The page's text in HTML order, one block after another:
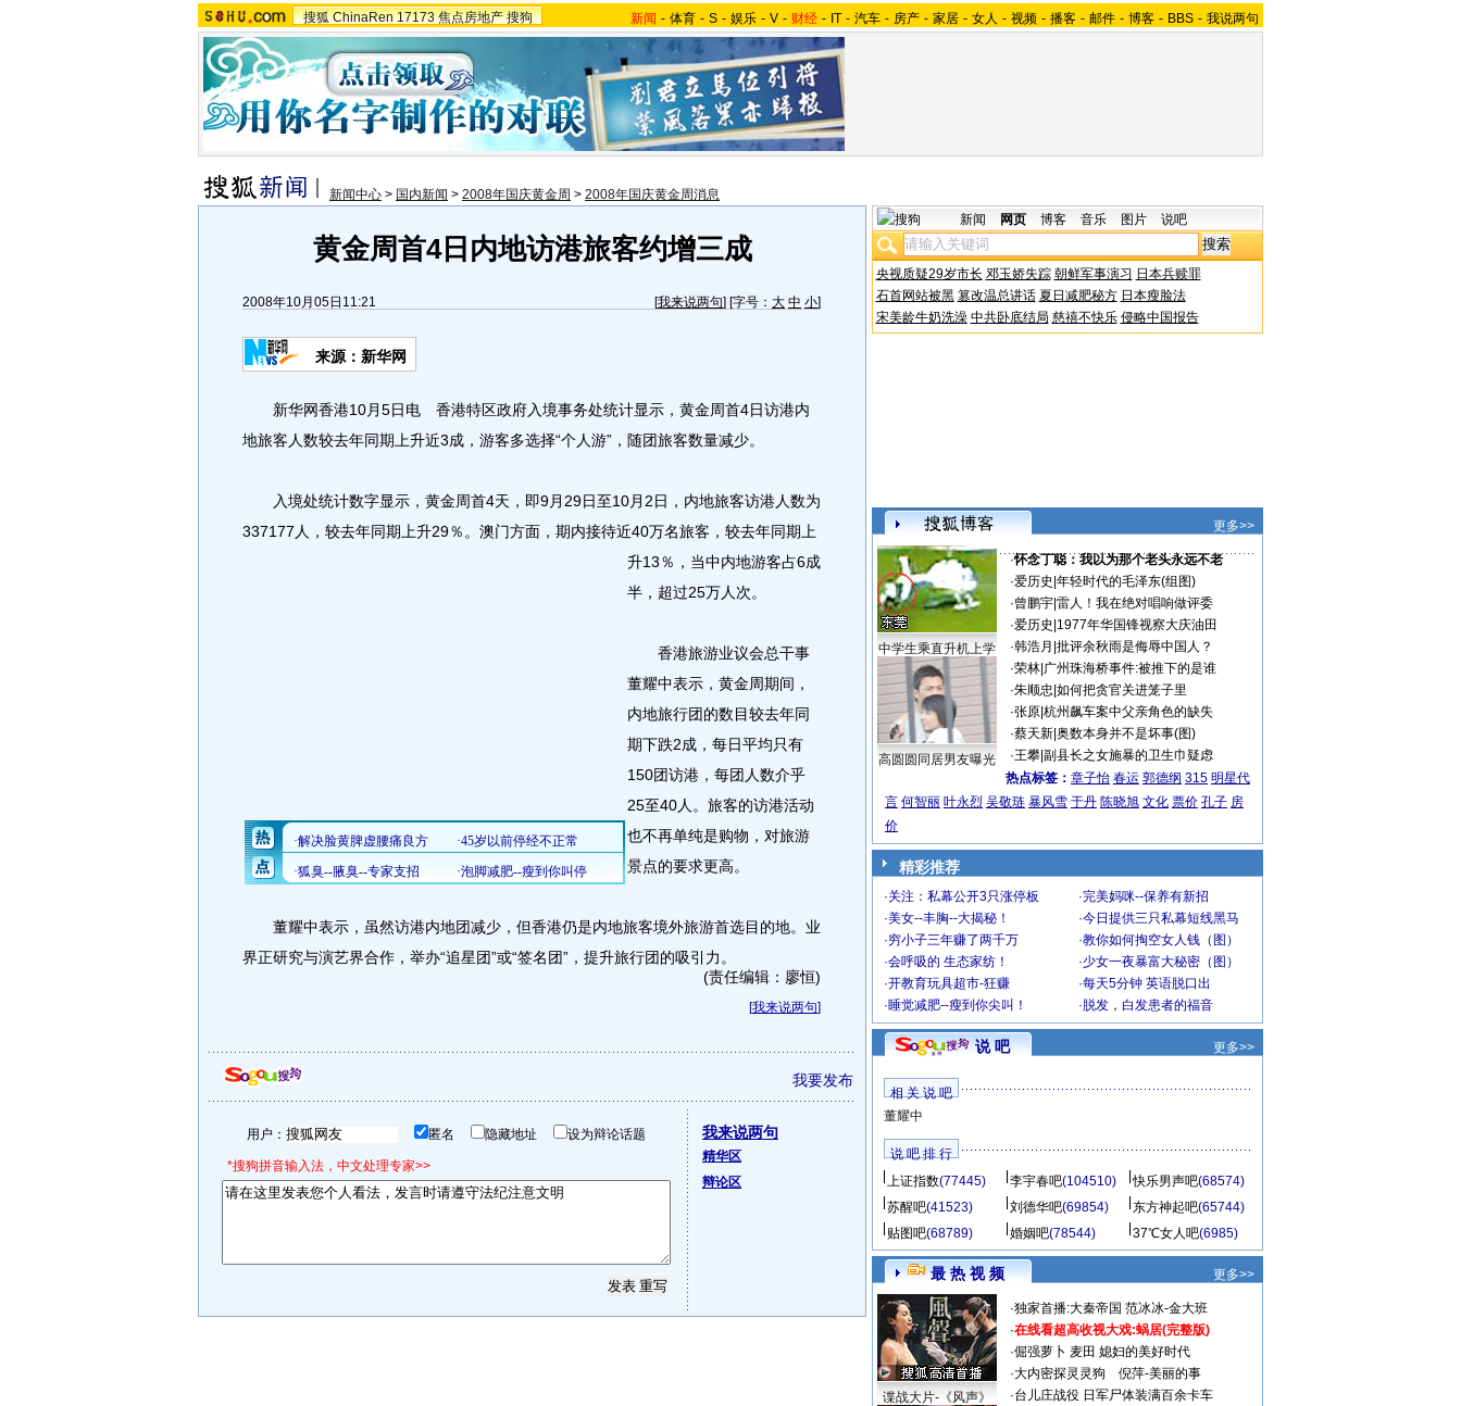
搜狐 ChinaRen 17173 焦点房地产 搜狗 新闻 - 体育 - S - 娱乐 - V - 财经 - IT - 汽车 - 房产 - 家居 - 女人 - 视频 - 播客 - 邮件 - 博客 - BBS - 我说两句
新闻中心 > 国内新闻 > 2008年国庆黄金周 > 2008年国庆黄金周消息
黄金周首4日内地访港旅客约增三成
2008年10月05日11:21 [我来说两句] [字号： 大 中 小]
来源：新华网
新华网香港10月5日电 香港特区政府入境事务处统计显示，黄金周首4日访港内
地旅客人数较去年同期上升近3成，游客多选择“个人游”，随团旅客数量减少。
入境处统计数字显示，黄金周首4天，即9月29日至10月2日，内地旅客访港人数为
337177人，较去年同期上升29％。 澳门方面，期内接待近40万名旅客，较去年同期上
升13％，当中内地游客占6成
半，超过25万人次。
香港旅游业议会总干事
董耀中表示，黄金周期间，
内地旅行团的数目较去年同
期下跌2成，每日平均只有
150团访港，每团人数介乎
25至40人。旅客的访港活动
也不再单纯是购物，对旅游
景点的要求更高。
董耀中表示，虽然访港内地团减少，但香港仍是内地旅客境外旅游首选目的地。业
界正研究与演艺界合作，举办“追星团”或“签名团”，提升旅行团的吸引力。
(责任编辑：廖恒)
[我来说两句]
我要发布
用户： 匿名 隐藏地址 设为辩论话题
*搜狗拼音输入法，中文处理专家>>
我来说两句
精华区
辩论区
新闻 网页 博客 音乐 图片 说吧
央视质疑29岁市长 邓玉娇失踪 朝鲜军事演习 日本兵赎罪
石首网站被黑 篡改温总讲话 夏日减肥秘方 日本瘦脸法
宋美龄牛奶洗澡 中共卧底结局 慈禧不快乐 侵略中国报告
更多>>
中学生乘直升机上学
高圆圆同居男友曝光
·怀念丁聪：我以为那个老头永远不老
·爱历史 年轻时代的毛泽东(组图)
·曾鹏宇| 雷人！我在绝对唱响做评委
·爱历史 1977年华国锋视察大庆油田
·韩浩月 批评余秋雨是侮辱中国人？
·荣林| 广州珠海桥事件:被推下的是谁
·朱顺忠 如何把贪官关进笼子里
·张原| 杭州飙车案中父亲角色的缺失
·蔡天新| 奥数本身并不是坏事(图)
·王攀| 副县长之女施暴的卫生巾疑虑
热点标签： 章子怡 春运 郭德纲 315 明星代
言 何智丽 叶永烈 吴敬琏 暴风雪 于丹 陈晓旭 文化 票价 孔子 房
价
精彩推荐
·关注：私幕公开3只涨停板 ·完美妈咪--保养有新招
·美女--丰胸--大揭秘！ ·今日提供三只私幕短线黑马
·穷小子三年赚了两千万 ·教你如何掏空女人钱（图）
·会呼吸的 生态家纺！ ·少女一夜暴富大秘密（图）
·开教育玩具超市-狂赚 ·每天5分钟 英语脱口出
·睡觉减肥--瘦到你尖叫！ · 脱发，白发患者的福音
说 吧 更多>>
相 关 说 吧
董耀中
说 吧 排 行
上证指数(77445) 李宇春吧(104510) 快乐男声吧(68574)
苏醒吧(41523) 刘德华吧(69854) 东方神起吧(65744)
贴图吧(68789) 婚姻吧(78544) 37℃女人吧(6985)
最 热 视 频 更多>>
谍战大片-《风声》
·独家首播:大秦帝国 范冰冰-金大班
·在线看超高收视大戏:蜗居(完整版)
·倔强萝卜 麦田 媳妇的美好时代
·大内密探灵灵狗
倪萍-美丽的事
·台儿庄战役 日军尸体装满百余卡车